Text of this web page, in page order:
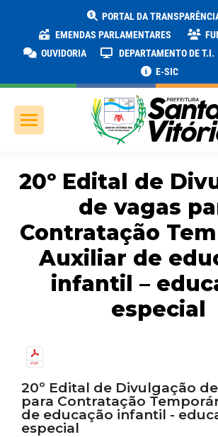
PORTAL DA
EMENDAS PARLAMENTARES
OUVIDORIA
DEPARTAMENTO DE T.I.
E-SIC
20º Edital de
de vagas
Contratação
Auxiliar de
infantil –
especial
20º Edital de Divulgação
para Contratação
de educação infantil -
especial